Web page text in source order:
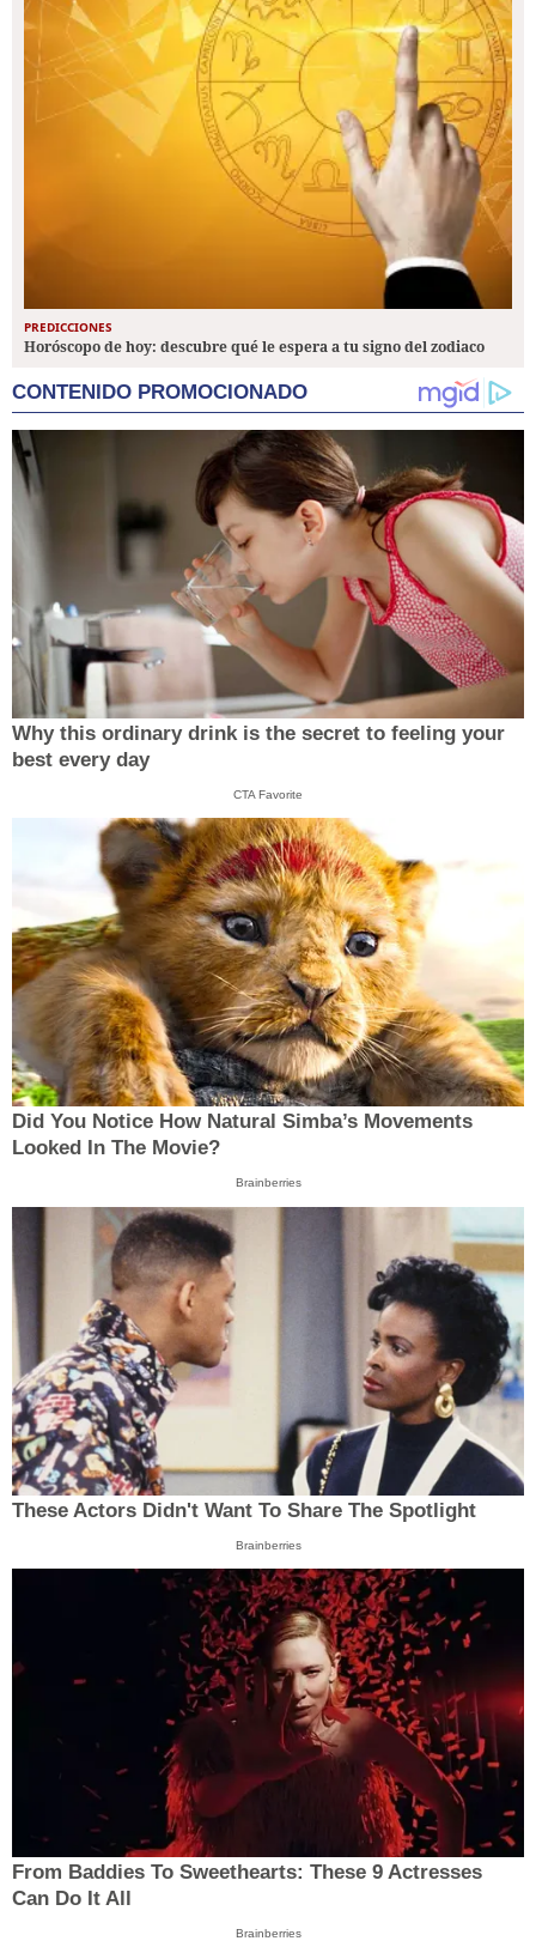
PREDICCIONES
Horóscopo de hoy: descubre qué le espera a tu signo del zodiaco
CONTENIDO PROMOCIONADO
Why this ordinary drink is the secret to feeling your
best every day
CTA Favorite
Did You Notice How Natural Simba’s Movements
Looked In The Movie?
Brainberries
These Actors Didn't Want To Share The Spotlight
Brainberries
From Baddies To Sweethearts: These 9 Actresses
Can Do It All
Brainberries